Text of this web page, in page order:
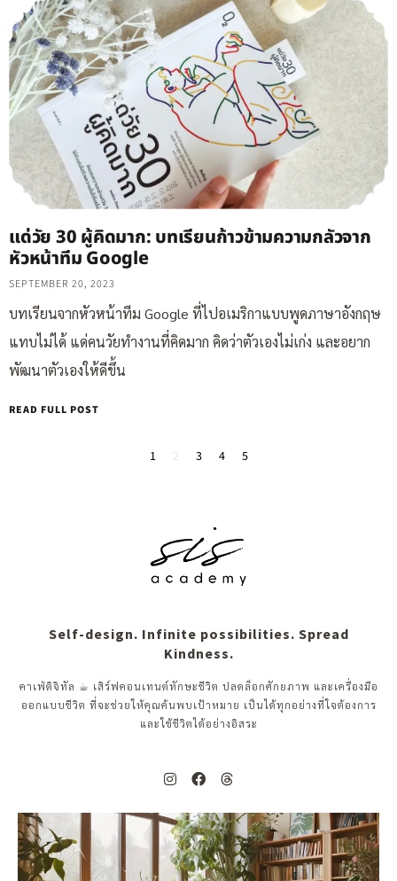
แด่วัย 30 ผู้คิดมาก: บทเรียนก้าวข้ามความกลัวจาก
หัวหน้าทีม Google
SEPTEMBER 20, 2023
บทเรียนจากหัวหน้าทีม Google ที่ไปอเมริกาแบบพูดภาษาอังกฤษ
แทบไม่ได้ แด่คนวัยทำงานที่คิดมาก คิดว่าตัวเองไม่เก่ง และอยาก
พัฒนาตัวเองให้ดีขึ้น
READ FULL POST
1 2 3 4 5
Self-design. Infinite possibilities. Spread
Kindness.
คาเฟ่ดิจิทัล ☕︎ เสิร์ฟคอนเทนต์ทักษะชีวิต ปลดล็อกศักยภาพ และเครื่องมือ
ออกแบบชีวิต ที่จะช่วยให้คุณค้นพบเป้าหมาย เป็นได้ทุกอย่างที่ใจต้องการ
และใช้ชีวิตได้อย่างอิสระ